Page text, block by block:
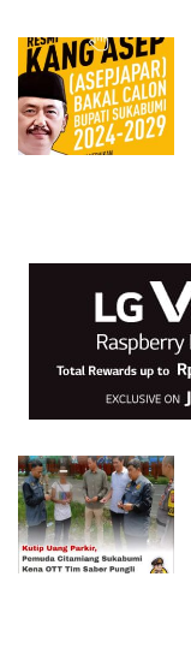
o
m